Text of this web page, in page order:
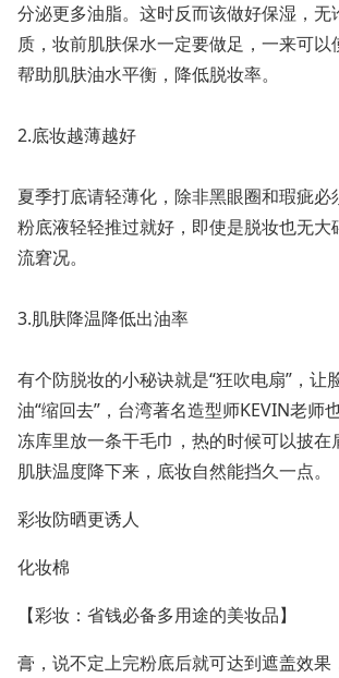
分泌更多油脂。这时反而该做好保湿，无
质，妆前肌肤保水一定要做足，一来可
帮助肌肤油水平衡，降低脱妆率。
2.底妆越薄越好
夏季打底请轻薄化，除非黑眼圈和瑕疵必
粉底液轻轻推过就好，即使是脱妆也无大
流窘况。
3.肌肤降温降低出油率
有个防脱妆的小秘诀就是“狂吹电扇”，让
油“缩回去”，台湾著名造型师KEVIN老师
冻库里放一条干毛巾，热的时候可以披在
肌肤温度降下来，底妆自然能挡久一点。
彩妆防晒更诱人
化妆棉
【彩妆：省钱必备多用途的美妆品】
膏，说不定上完粉底后就可达到遮盖效果